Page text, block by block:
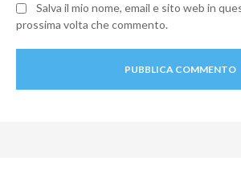
Salva il mio nome, email e sito web in
prossima volta che commento.